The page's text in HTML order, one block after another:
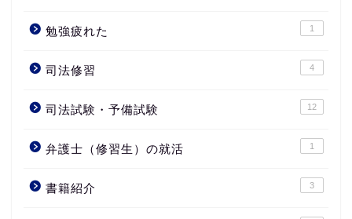
勉強疲れた 1
司法修習 4
司法試験・予備試験 12
弁護士（修習生）の就活 1
書籍紹介 3